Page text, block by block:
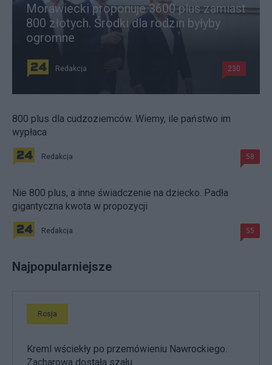
Morawiecki proponuje 3600 plus zamiast
800 złotych. Środki dla rodzin byłyby
ogromne
Redakcja 230
800 plus dla cudzoziemców. Wiemy, ile państwo im
wypłaca
Redakcja 58
Nie 800 plus, a inne świadczenie na dziecko. Padła
gigantyczna kwota w propozycji
Redakcja 55
Najpopularniejsze
Rosja
Kreml wściekły po przemówieniu Nawrockiego.
Zacharowa dostała szału